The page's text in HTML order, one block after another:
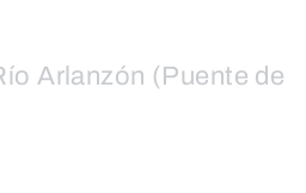
Arlanzón (Puente de